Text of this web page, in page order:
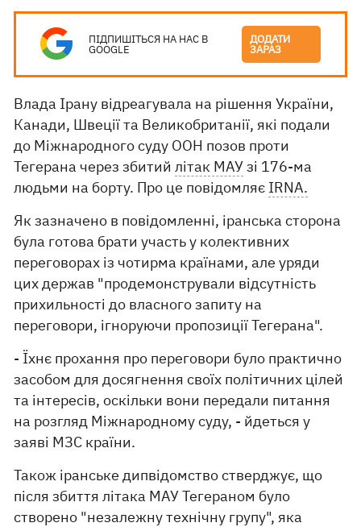
ПІДПИШІТЬСЯ НА НАС В
GOOGLE
ДОДАТИ
ЗАРАЗ
Влада Ірану відреагувала на рішення України,
Канади, Швеції та Великобританії, які подали
до Міжнародного суду ООН позов проти
Тегерана через збитийлітак МАУзі 176-ма
людьми на борту. Про це повідомляє IRNA.
Як зазначено в повідомленні, іранська сторона
була готова брати участь у колективних
переговорах із чотирма країнами, але уряди
цих держав "продемонстрували відсутність
прихильності до власного запиту на
переговори, ігноруючи пропозиції Тегерана".
- Їхнє прохання про переговори було практично
засобом для досягнення своїх політичних цілей
та інтересів, оскільки вони передали питання
на розгляд Міжнародному суду, - йдеться у
заяві МЗС країни.
Також іранське дипвідомство стверджує, що
після збиття літака МАУ Тегераном було
створено "незалежну технічну групу", яка